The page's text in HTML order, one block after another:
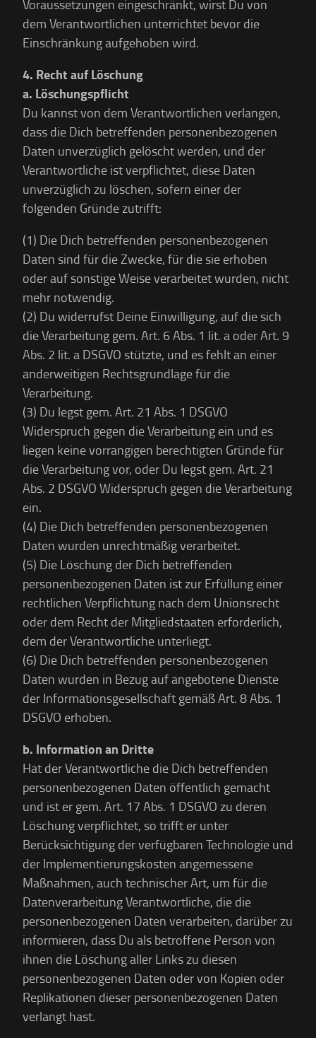
Voraussetzungen eingeschränkt, wirst Du von
dem Verantwortlichen unterrichtet bevor die
Einschränkung aufgehoben wird.
4. Recht auf Löschung
a. Löschungspflicht
Du kannst von dem Verantwortlichen verlangen,
dass die Dich betreffenden personenbezogenen
Daten unverzüglich gelöscht werden, und der
Verantwortliche ist verpflichtet, diese Daten
unverzüglich zu löschen, sofern einer der
folgenden Gründe zutrifft:
(1) Die Dich betreffenden personenbezogenen
Daten sind für die Zwecke, für die sie erhoben
oder auf sonstige Weise verarbeitet wurden, nicht
mehr notwendig.
(2) Du widerrufst Deine Einwilligung, auf die sich
die Verarbeitung gem. Art. 6 Abs. 1 lit. a oder Art. 9
Abs. 2 lit. a DSGVO stützte, und es fehlt an einer
anderweitigen Rechtsgrundlage für die
Verarbeitung.
(3) Du legst gem. Art. 21 Abs. 1 DSGVO
Widerspruch gegen die Verarbeitung ein und es
liegen keine vorrangigen berechtigten Gründe für
die Verarbeitung vor, oder Du legst gem. Art. 21
Abs. 2 DSGVO Widerspruch gegen die Verarbeitung
ein.
(4) Die Dich betreffenden personenbezogenen
Daten wurden unrechtmäßig verarbeitet.
(5) Die Löschung der Dich betreffenden
personenbezogenen Daten ist zur Erfüllung einer
rechtlichen Verpflichtung nach dem Unionsrecht
oder dem Recht der Mitgliedstaaten erforderlich,
dem der Verantwortliche unterliegt.
(6) Die Dich betreffenden personenbezogenen
Daten wurden in Bezug auf angebotene Dienste
der Informationsgesellschaft gemäß Art. 8 Abs. 1
DSGVO erhoben.
b. Information an Dritte
Hat der Verantwortliche die Dich betreffenden
personenbezogenen Daten öffentlich gemacht
und ist er gem. Art. 17 Abs. 1 DSGVO zu deren
Löschung verpflichtet, so trifft er unter
Berücksichtigung der verfügbaren Technologie und
der Implementierungskosten angemessene
Maßnahmen, auch technischer Art, um für die
Datenverarbeitung Verantwortliche, die die
personenbezogenen Daten verarbeiten, darüber zu
informieren, dass Du als betroffene Person von
ihnen die Löschung aller Links zu diesen
personenbezogenen Daten oder von Kopien oder
Replikationen dieser personenbezogenen Daten
verlangt hast.